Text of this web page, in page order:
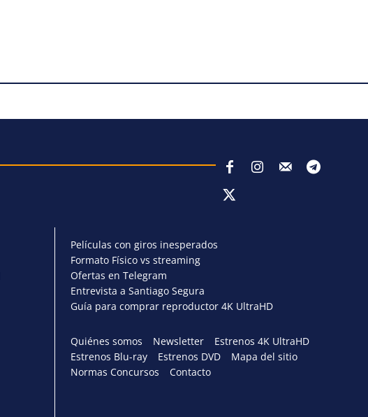
Películas con giros inesperados
Formato Físico vs streaming
Ofertas en Telegram
Entrevista a Santiago Segura
Guía para comprar reproductor 4K UltraHD
Quiénes somos Newsletter
Estrenos 4K UltraHD
Estrenos Blu-ray
Estrenos DVD
Mapa del sitio
Normas Concursos
Contacto